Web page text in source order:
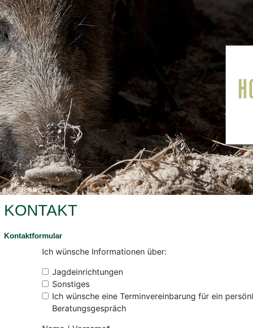
KONTAKT
Kontaktformular